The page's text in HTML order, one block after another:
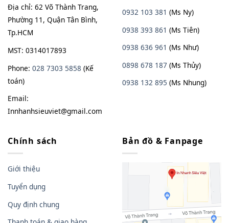
Địa chỉ: 62 Võ Thành Trang,
Phường 11, Quận Tân Bình,
Tp.HCM
MST: 0314017893
Phone: 028 7303 5858 (Kế
toán)
Email:
Innhanhsieuviet@gmail.com
0932 103 381 (Ms Ny)
0938 393 861 (Ms Tiên)
0938 636 961 (Ms Như)
0898 678 187 (Ms Thủy)
0938 132 895 (Ms Nhung)
Chính sách
Giới thiệu
Tuyển dụng
Quy định chung
Bản đồ & Fanpage